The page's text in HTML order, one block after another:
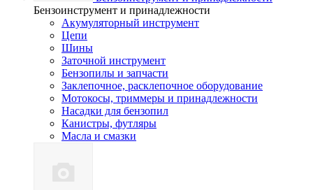
Бензоинструмент и принадлежности
Акумуляторный инструмент
Цепи
Шины
Заточной инструмент
Бензопилы и запчасти
Заклепочное, расклепочное оборудование
Мотокосы, триммеры и принадлежности
Насадки для бензопил
Канистры, футляры
Масла и смазки